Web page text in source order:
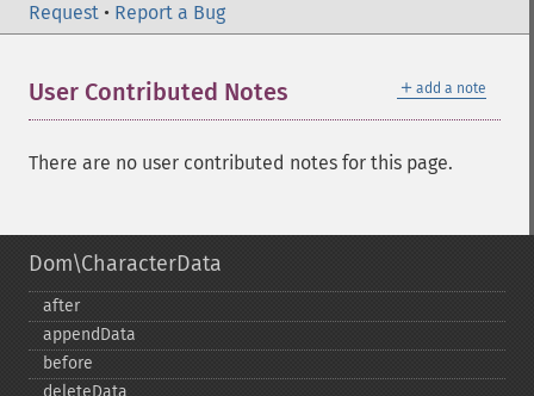
Request • Report a Bug
＋ add a note
User Contributed Notes
There are no user contributed notes for this page.
Dom\CharacterData
after
appendData
before
deleteData